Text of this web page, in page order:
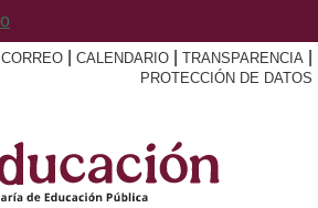
CORREO CALENDARIO TRANSPARENCIA
PROTECCIÓN DE DATOS